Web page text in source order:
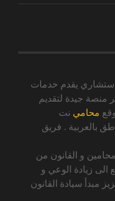
يقدم خدمات
منصة جيدة لتقديم
محامي نت
بالعربية . فريق
و القانون من
الى زيادة الوعي و
مبدأ سيادة القانون